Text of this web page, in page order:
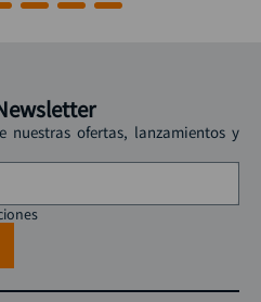
nuestras ofertas, lanzamientos y